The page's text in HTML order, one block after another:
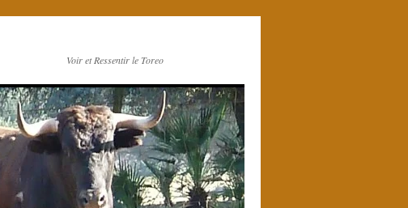
Voir et Ressentir le Toreo